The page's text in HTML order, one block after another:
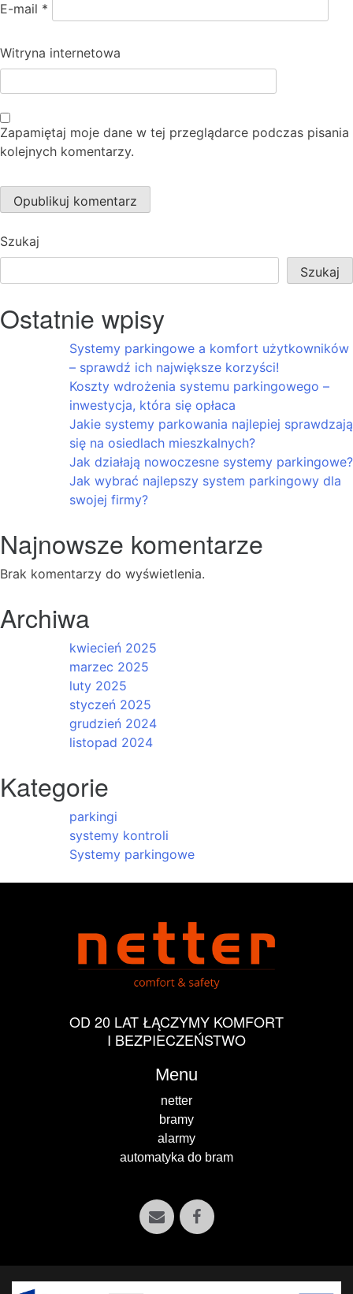
E-mail *
Witryna internetowa
Zapamiętaj moje dane w tej przeglądarce podczas pisania
kolejnych komentarzy.
Szukaj
Szukaj
Ostatnie wpisy
Systemy parkingowe a komfort użytkowników
– sprawdź ich największe korzyści!
Koszty wdrożenia systemu parkingowego –
inwestycja, która się opłaca
Jakie systemy parkowania najlepiej sprawdzają
się na osiedlach mieszkalnych?
Jak działają nowoczesne systemy parkingowe?
Jak wybrać najlepszy system parkingowy dla
swojej firmy?
Najnowsze komentarze
Brak komentarzy do wyświetlenia.
Archiwa
kwiecień 2025
marzec 2025
luty 2025
styczeń 2025
grudzień 2024
listopad 2024
Kategorie
parkingi
systemy kontroli
Systemy parkingowe
OD 20 LAT ŁĄCZYMY KOMFORT
I BEZPIECZEŃSTWO
Menu
netter
bramy
alarmy
automatyka do bram